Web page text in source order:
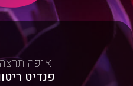
איפה
פנדיט